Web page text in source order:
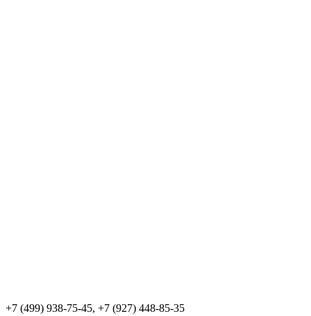
+7 (499) 938-75-45, +7 (927) 448-85-35